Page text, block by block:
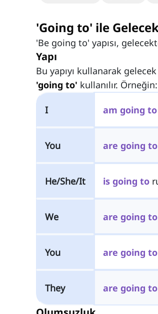
'Going to' ile
'Be going to' yapısı,
Yapı
Bu yapıyı kullanarak
'going to' kullanılır. Örneğin:
I am going to
You are going to
He/She/It is going to
We are going to
You are going to
They are going to